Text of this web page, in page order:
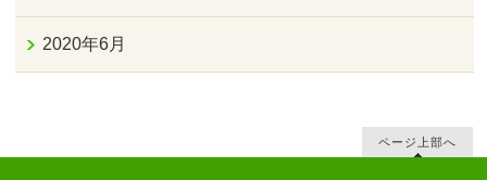
2020年6月
ページ上部へ